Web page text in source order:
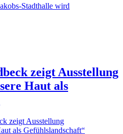
zeigt Ausstellung
Haut als